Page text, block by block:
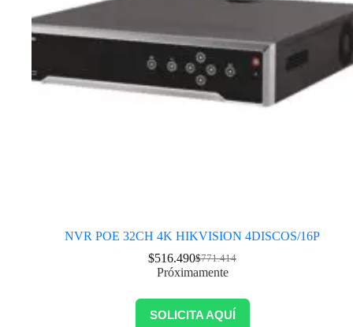
NVR POE 32CH 4K HIKVISION 4DISCOS/16P
$771.414
$516.490
Próximamente
SOLICITA AQUÍ